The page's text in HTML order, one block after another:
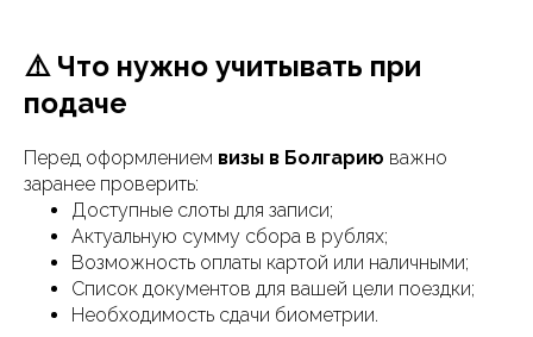
⚠️ Что нужно учитывать при
подаче
Перед оформлением визы в Болгарию важно
заранее проверить:
Доступные слоты для записи;
Актуальную сумму сбора в рублях;
Возможность оплаты картой или наличными;
Список документов для вашей цели поездки;
Необходимость сдачи биометрии.